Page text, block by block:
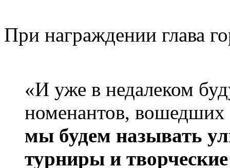
При награждении глава
«И уже в не­да­ле­ком
но­ме­нан­тов,
мы бу­дем на­зы­вать
тур­ни­ры и